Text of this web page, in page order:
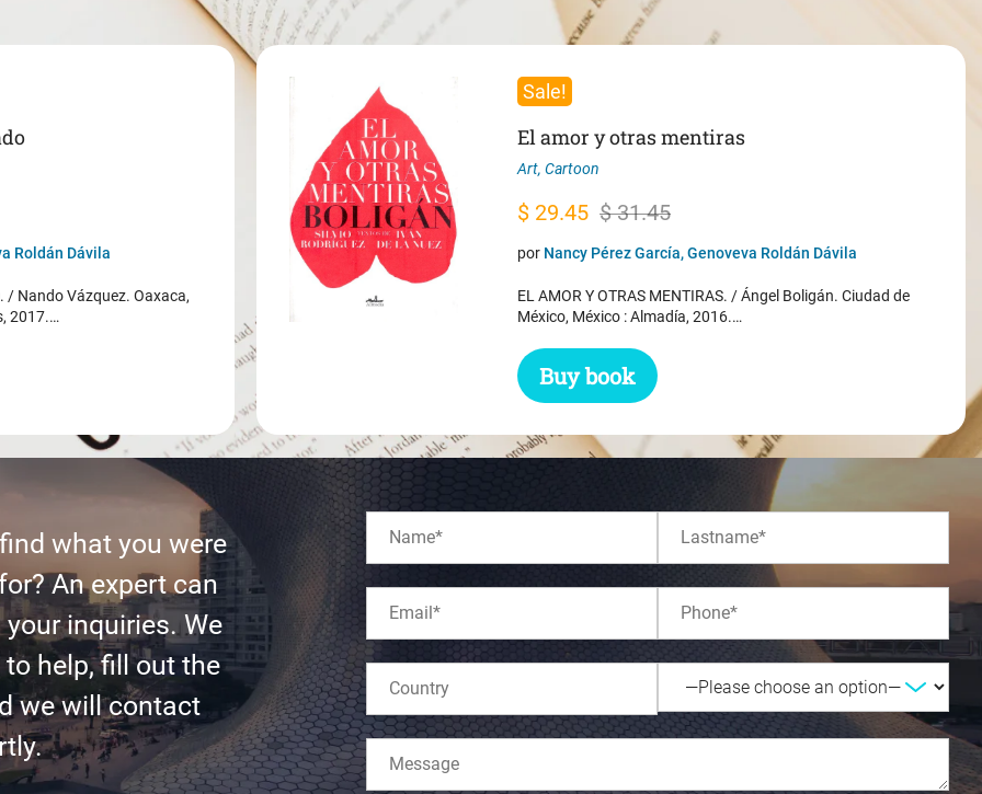
Roldán Dávila
/ Nando Vázquez. Oaxaca,
2017.…
Sale!
El amor y otras mentiras
Art, Cartoon
$31.45
Original
price
$ 31.45.
$ 29.45
Current
price
$ 29.45.
por Nancy Pérez García, Genoveva Roldán Dávila
EL AMOR Y OTRAS MENTIRAS. / Ángel Boligán. Ciudad de
México, México : Almadía, 2016.…
Buy book
what you were
An expert can
inquiries. We
to help, fill out the
we will contact